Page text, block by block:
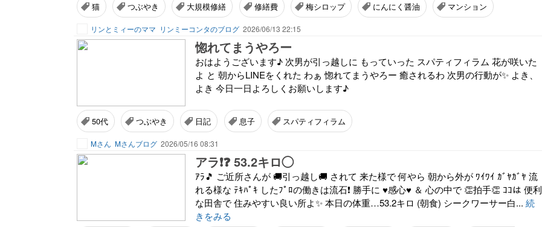
猫 つぶやき 大規模修繕 修繕費 梅シロップ にんにく醤油 マンション
リンとミィーのママ リンミーコンタのブログ 2026/06/13 22:15
惚れてまうやろー
おはようございます♪ 次男が引っ越しに もっていった スパティフィラム 花が咲いた
よ と 朝からLINEをくれた わぁ 惚れてまうやろー 癒されるわ 次男の行動が✨ よき、
よき 今日一日よろしくお願いします♪
50代 つぶやき 日記 息子 スパティフィラム
Mさん Mさんブログ 2026/05/16 08:31
アラ❗❓ 53.2キロ◯
ｱﾗ🎵 ご近所さんが 🚚引っ越し🚚 されて 来た様で 何やら 朝から外が ﾜｲﾜｲ ｶﾞﾔｶﾞﾔ 流
れる様な ﾃｷﾊﾟｷ したﾌﾟﾛの働きは流石❗ 勝手に ♥️感心♥️ ＆ 心の中で 👏拍手👏 ｺｺは 便利
な田舎で 住みやすい良い所よ✨ 本日の体重…53.2キロ (朝食) シークワーサー白... 続
きをみる